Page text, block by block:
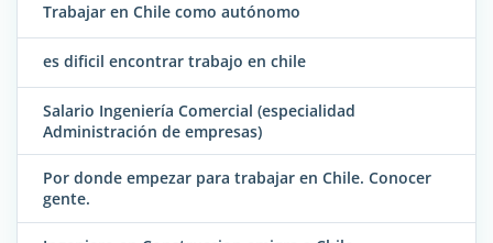
Trabajar en Chile como autónomo
es dificil encontrar trabajo en chile
Salario Ingeniería Comercial (especialidad
Administración de empresas)
Por donde empezar para trabajar en Chile. Conocer
gente.